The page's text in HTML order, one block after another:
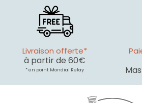
Livraison offerte*
à partir de 60€
* en point Mondial Relay